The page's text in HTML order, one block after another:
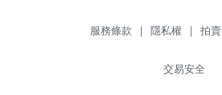
服務條款 | 隱私權 | 拍
交易安全